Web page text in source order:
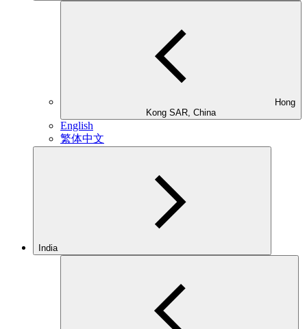
Kong SAR, China
English
繁体中文
India